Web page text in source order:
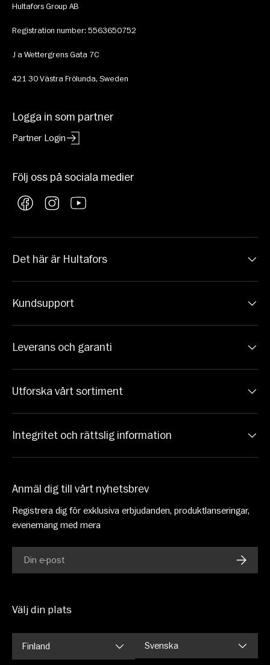
Hultafors Group AB
Registration number: 5563650752
J a Wettergrens Gata 7C
421 30 Västra Frölunda, Sweden
Logga in som partner
Partner Login
Följ oss på sociala medier
FacebookInstagramYouTube
Det här är Hultafors
Kundsupport
Leverans och garanti
Utforska vårt sortiment
Integritet och rättslig information
Anmäl dig till vårt nyhetsbrev
Registrera dig för exklusiva erbjudanden, produktlanseringar,
evenemang med mera
E-post
Välj din plats
Finland Språk
Svenska